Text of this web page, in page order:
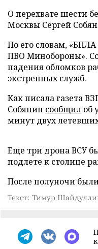
О перехвате шести
Москвы Сергей
По его словам,
ПВО Минобороны».
падения обломков
экстренных служб.
Как писала газета
Собянин сообщил об
минут двух
Еще три дрона ВСУ
подлете к столице
После полуночи
Текст: Тимур